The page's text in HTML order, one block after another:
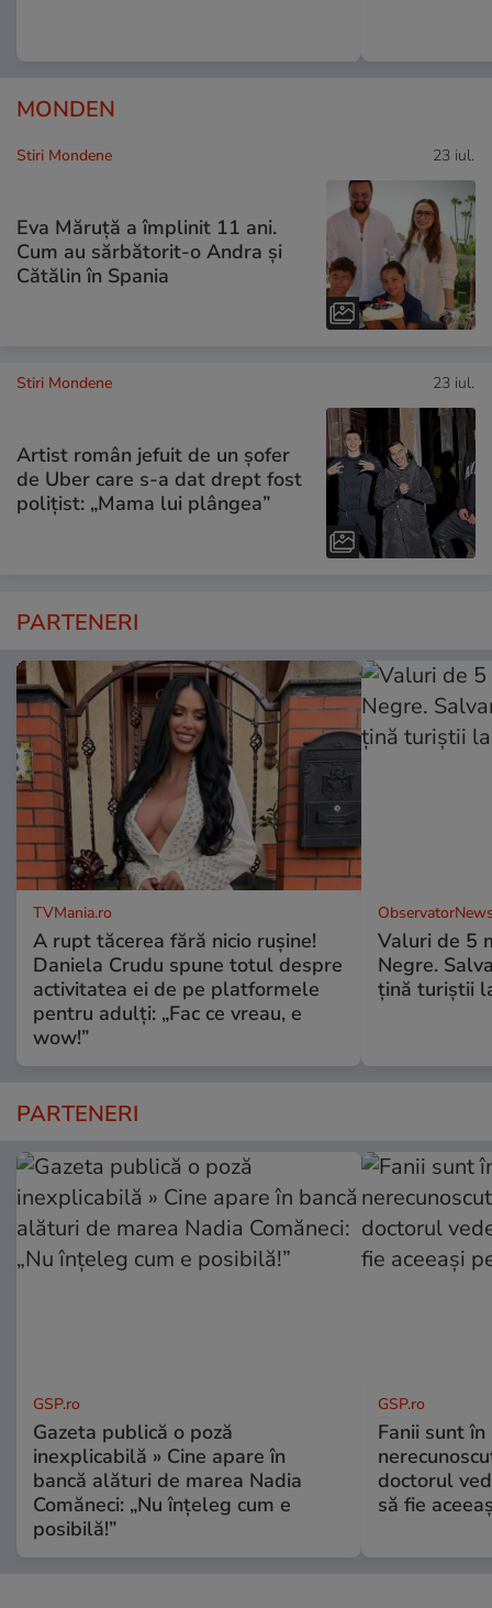
MONDEN
Stiri Mondene 23 iul.
Eva Măruță a împlinit 11 ani.
Cum au sărbătorit-o Andra și
Cătălin în Spania
Stiri Mondene 23 iul.
Artist român jefuit de un șofer
de Uber care s-a dat drept fost
polițist: „Mama lui plângea”
PARTENERI
TVMania.ro
A rupt tăcerea fără nicio rușine!
Daniela Crudu spune totul despre
activitatea ei de pe platformele
pentru adulți: „Fac ce vreau, e
wow!”
Valuri de 5
Negre.
ţină turiştii
PARTENERI
GSP.ro
Gazeta publică o poză
inexplicabilă » Cine apare în
bancă alături de marea Nadia
Comăneci: „Nu înțeleg cum e
posibilă!”
GSP.ro
Fanii sunt în
doctorul
să fie